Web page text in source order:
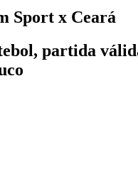
Sport x Ceará
partida